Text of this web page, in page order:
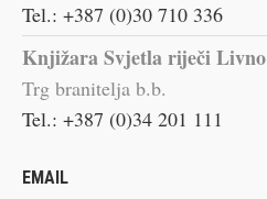
Tel.: +387 (0)30 710 336
Knjižara Svjetla riječi Livno
Trg branitelja b.b.
Tel.: +387 (0)34 201 111
EMAIL